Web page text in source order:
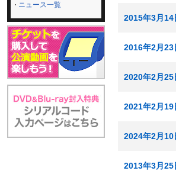
ニュース一覧
2015年3月14
2016年2月23
2020年2月25
2021年2月19
2024年2月10
2013年3月25